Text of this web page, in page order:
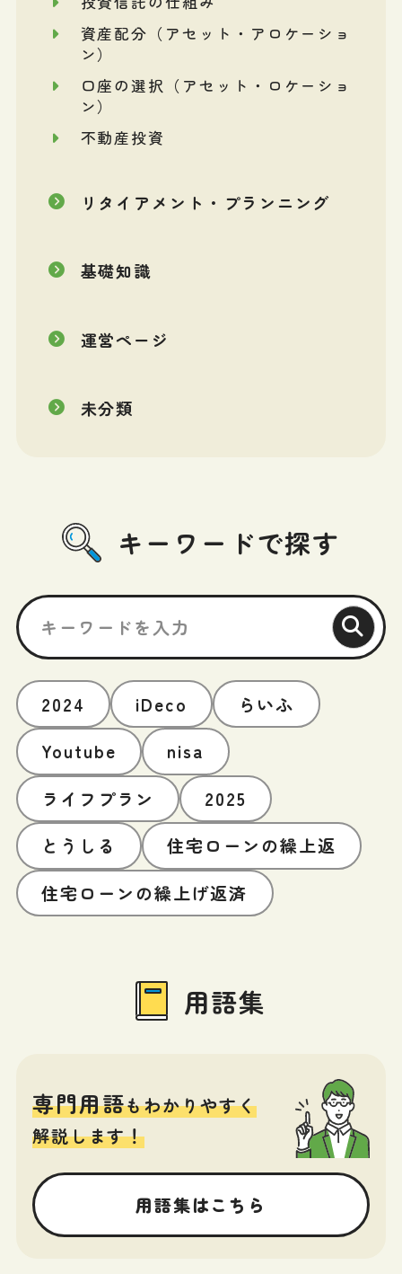
資産配分（アセット・アロケーショ
ン）
口座の選択（アセット・ロケーショ
ン）
不動産投資
リタイアメント・プランニング
基礎知識
運営ページ
未分類
キーワードで探す
2024 iDeco
らいふ
Youtube
nisa
ライフプラン
2025
とうしる
住宅ローンの繰上返
住宅ローンの繰上げ返済
用語集
専門用語もわかりやすく
解説します！
用語集はこちら